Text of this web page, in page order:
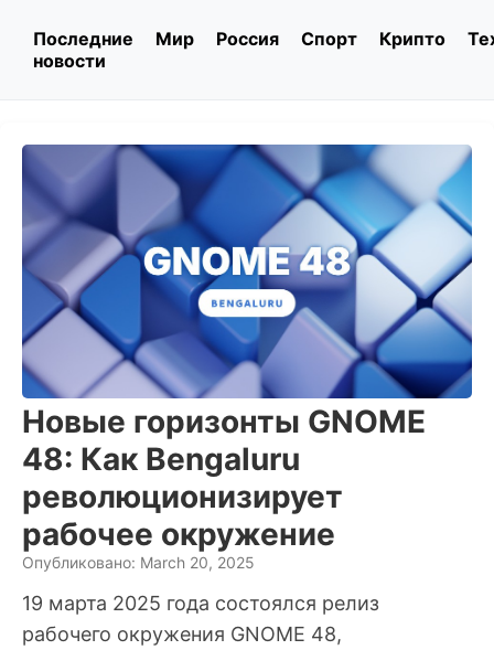
Последние
новости
Мир Россия Спорт Крипто
Новые горизонты GNOME
48: Как Bengaluru
революционизирует
рабочее окружение
Опубликовано: March 20, 2025
19 марта 2025 года состоялся релиз
рабочего окружения GNOME 48,